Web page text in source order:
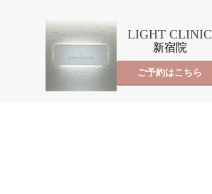
LIGHT CLINIC
新宿院
ご予約はこちら